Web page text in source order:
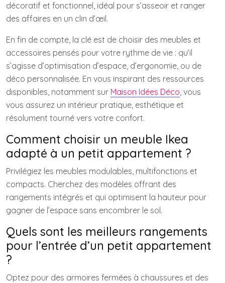
décoratif et fonctionnel, idéal pour s’asseoir et ranger
des affaires en un clin d’œil.
En fin de compte, la clé est de choisir des meubles et
accessoires pensés pour votre rythme de vie : qu’il
s’agisse d’optimisation d’espace, d’ergonomie, ou de
déco personnalisée. En vous inspirant des ressources
disponibles, notamment sur Maison Idées Déco , vous
vous assurez un intérieur pratique, esthétique et
résolument tourné vers votre confort.
Comment choisir un meuble Ikea
adapté à un petit appartement ?
Privilégiez les meubles modulables, multifonctions et
compacts. Cherchez des modèles offrant des
rangements intégrés et qui optimisent la hauteur pour
gagner de l’espace sans encombrer le sol.
Quels sont les meilleurs rangements
pour l’entrée d’un petit appartement
?
Optez pour des armoires fermées à chaussures et des